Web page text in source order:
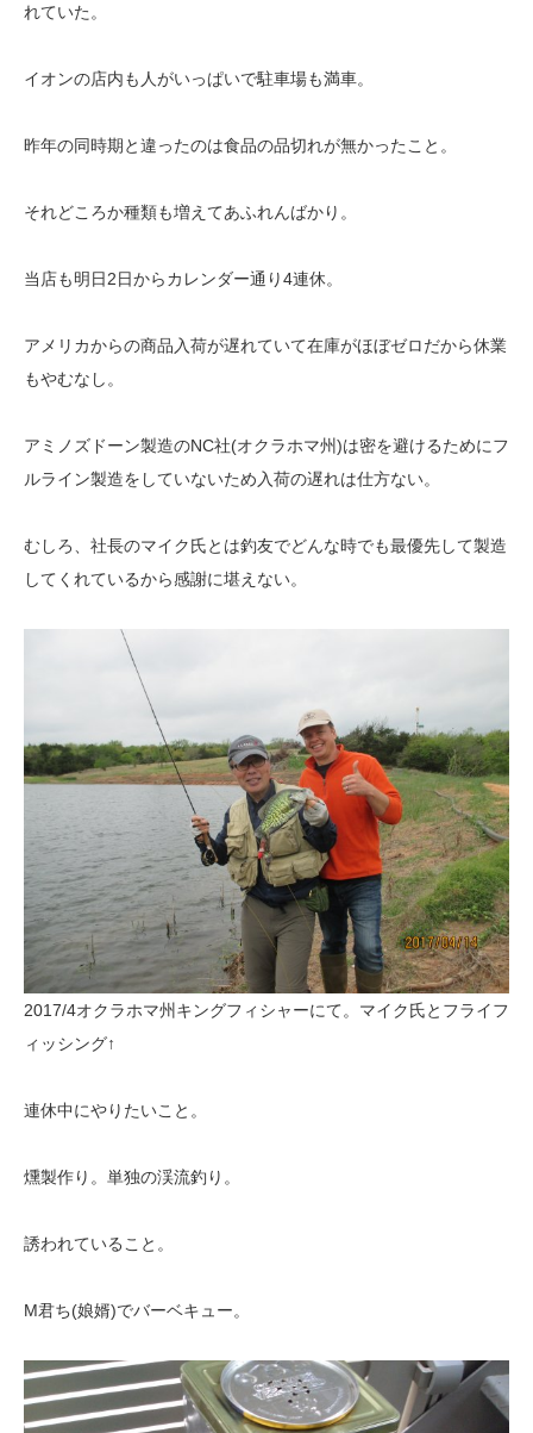
れていた。
イオンの店内も人がいっぱいで駐車場も満車。
昨年の同時期と違ったのは食品の品切れが無かったこと。
それどころか種類も増えてあふれんばかり。
当店も明日2日からカレンダー通り4連休。
アメリカからの商品入荷が遅れていて在庫がほぼゼロだから休業
もやむなし。
アミノズドーン製造のNC社(オクラホマ州)は密を避けるためにフ
ルライン製造をしていないため入荷の遅れは仕方ない。
むしろ、社長のマイク氏とは釣友でどんな時でも最優先して製造
してくれているから感謝に堪えない。
2017/4オクラホマ州キングフィシャーにて。マイク氏とフライフ
ィッシング↑
連休中にやりたいこと。
燻製作り。単独の渓流釣り。
誘われていること。
M君ち(娘婿)でバーベキュー。